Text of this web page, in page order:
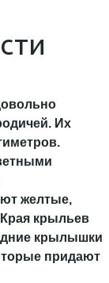
Их
желтые,
крыльев
крылышки
придают